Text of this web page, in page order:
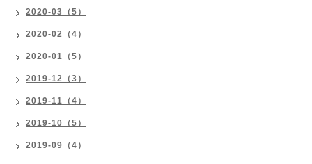
2020-03（5）
2020-02（4）
2020-01（5）
2019-12（3）
2019-11（4）
2019-10（5）
2019-09（4）